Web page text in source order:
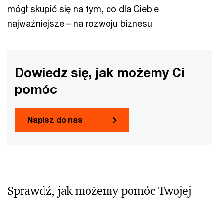
mógł skupić się na tym, co dla Ciebie
najważniejsze – na rozwoju biznesu.
Dowiedz się, jak możemy Ci
pomóc
Napisz do nas
Sprawdź, jak możemy pomóc Twojej